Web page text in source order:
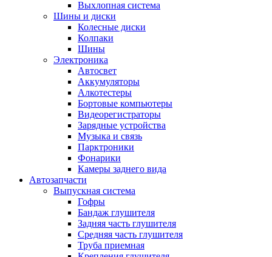
Выхлопная система
Шины и диски
Колесные диски
Колпаки
Шины
Электроника
Автосвет
Аккумуляторы
Алкотестеры
Бортовые компьютеры
Видеорегистраторы
Зарядные устройства
Музыка и связь
Парктроники
Фонарики
Камеры заднего вида
Автозапчасти
Выпускная система
Гофры
Бандаж глушителя
Задняя часть глушителя
Средняя часть глушителя
Труба приемная